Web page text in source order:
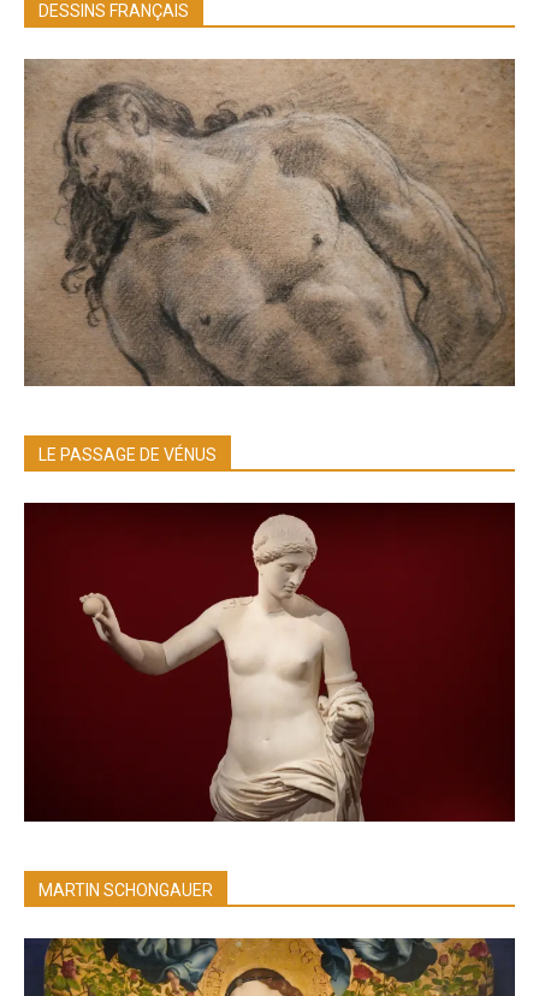
DESSINS FRANÇAIS
LE PASSAGE DE VÉNUS
MARTIN SCHONGAUER